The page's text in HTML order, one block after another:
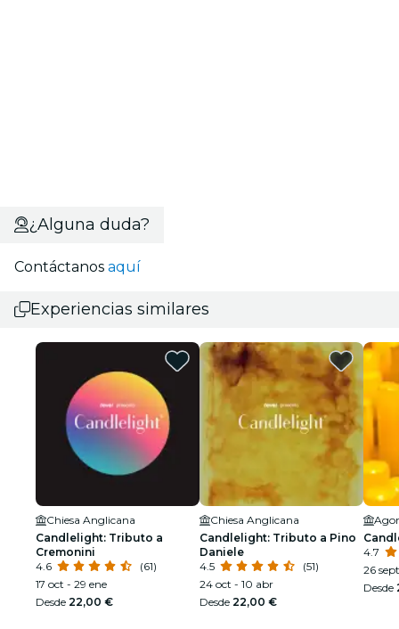
¿Alguna duda?
Contáctanos aquí
Experiencias similares
Chiesa Anglicana
Candlelight: Tributo a
Cremonini
4.6
(61)
17 oct - 29 ene
Desde 22,00 €
Chiesa Anglicana
Candlelight: Tributo a Pino
Daniele
4.5
(51)
24 oct - 10 abr
Desde 22,00 €
4.7
26 sept
Desde